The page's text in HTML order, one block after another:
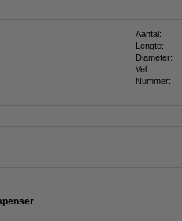
Aantal:
Lengte:
Diameter:
Vel:
Nummer: